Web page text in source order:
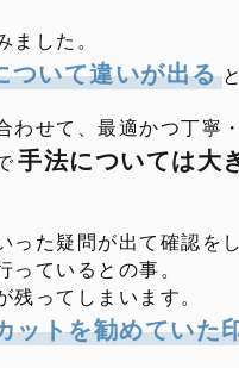
した。
ついて違いが出る
せて、最適かつ丁寧
手法については大
た疑問が出て確認を
ているとの事。
ってしまいます。
ットを勧めていた